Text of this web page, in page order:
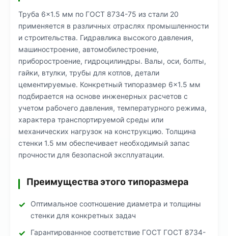
Труба 6×1.5 мм по ГОСТ 8734-75 из стали 20
применяется в различных отраслях промышленности
и строительства. Гидравлика высокого давления,
машиностроение, автомобилестроение,
приборостроение, гидроцилиндры. Валы, оси, болты,
гайки, втулки, трубы для котлов, детали
цементируемые. Конкретный типоразмер 6×1.5 мм
подбирается на основе инженерных расчетов с
учетом рабочего давления, температурного режима,
характера транспортируемой среды или
механических нагрузок на конструкцию. Толщина
стенки 1.5 мм обеспечивает необходимый запас
прочности для безопасной эксплуатации.
Преимущества этого типоразмера
Оптимальное соотношение диаметра и толщины
стенки для конкретных задач
Гарантированное соответствие ГОСТ ГОСТ 8734-